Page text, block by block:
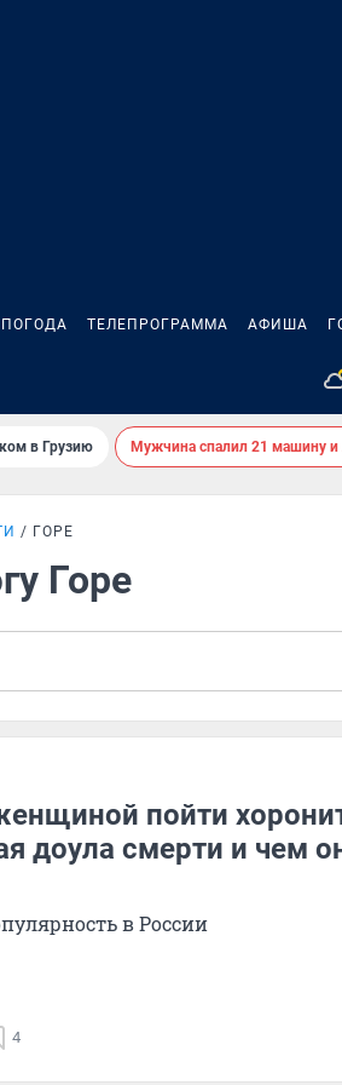
ПОГОДА ТЕЛЕПРОГРАММА АФИША
в Грузию Мужчина спалил 21 машину
ГОРЕ
Горе
пойти
доула смерти и чем
в России
4